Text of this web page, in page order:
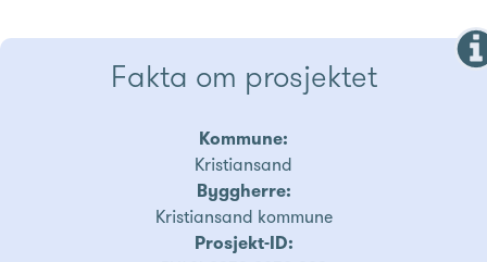
Fakta om prosjektet
Kommune:
Kristiansand
Byggherre:
Kristiansand kommune
Prosjekt-ID: